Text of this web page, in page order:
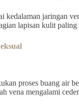
kedalaman jaringan
lapisan kulit paling
proses buang air
vena mengalami